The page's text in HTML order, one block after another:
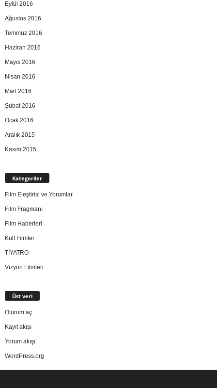
Eylül 2016
Ağustos 2016
Temmuz 2016
Haziran 2016
Mayıs 2016
Nisan 2016
Mart 2016
Şubat 2016
Ocak 2016
Aralık 2015
Kasım 2015
Kategoriler
Film Eleştirisi ve Yorumlar
Film Fragmanı
Film Haberleri
Kült Filmler
TİYATRO
Vizyon Filmleri
Üst veri
Oturum aç
Kayıt akışı
Yorum akışı
WordPress.org